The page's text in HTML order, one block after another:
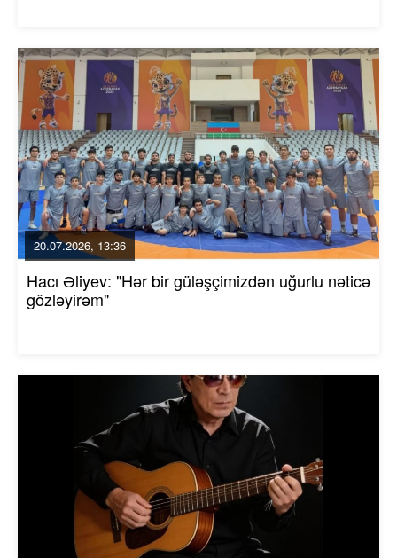
20.07.2026, 13:36
Hacı Əliyev: "Hər bir güləşçimizdən uğurlu nəticə
gözləyirəm"